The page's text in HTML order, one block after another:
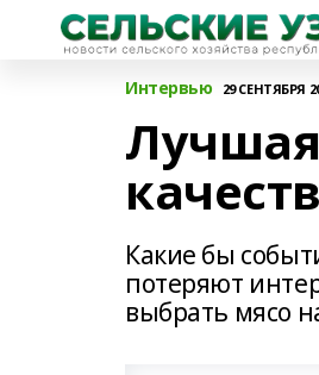
Интервью 29 СЕНТЯБРЯ
Какие бы
потеряют
выбрать мясо